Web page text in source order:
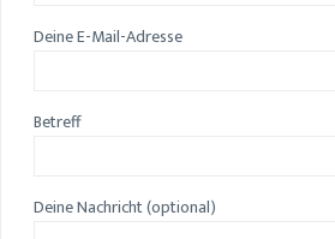
Deine E-Mail-Adresse
Betreff
Deine Nachricht (optional)